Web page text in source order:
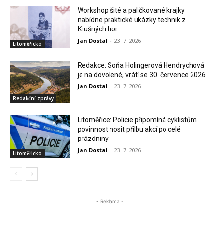
Litoměřicko
Workshop šité a paličkované krajky
nabídne praktické ukázky technik z
Krušných hor
Jan Dostal - 23. 7. 2026
Redakční zprávy
Redakce: Soňa Holingerová Hendrychová
je na dovolené, vrátí se 30. července 2026
Jan Dostal - 23. 7. 2026
Litoměřicko
Litoměřice: Policie připomíná cyklistům
povinnost nosit přilbu akcí po celé
prázdniny
Jan Dostal - 23. 7. 2026
- Reklama -